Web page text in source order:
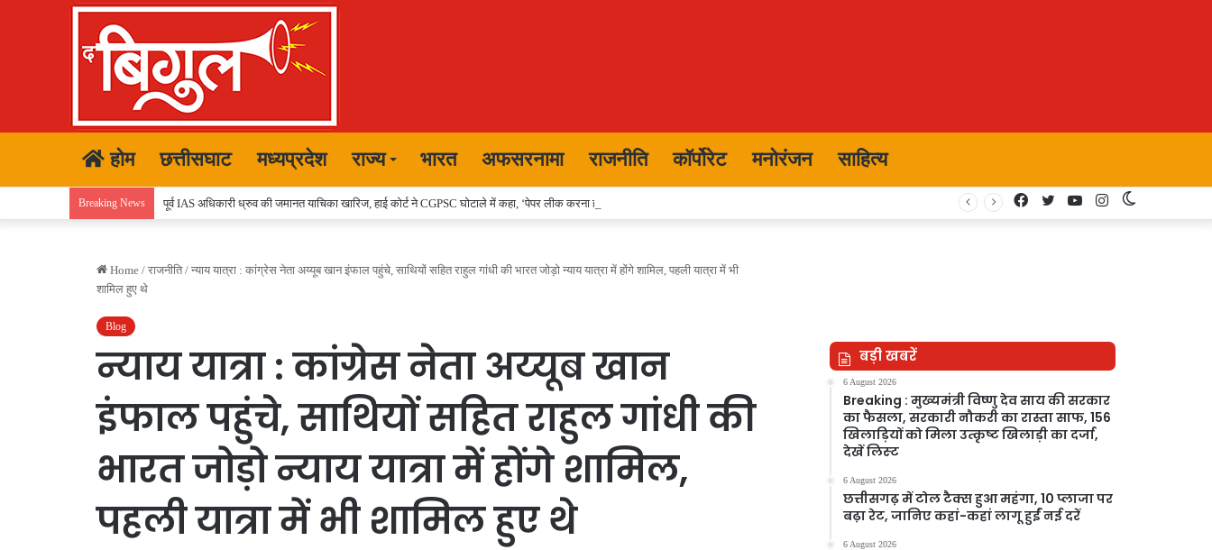
होम छत्तीसघाट मध्यप्रदेश राज्य भारत अफसरनामा राजनीति कॉर्पोरेट मनोरंजन साहित्य
Breaking News पूर्व IAS अधिकारी ध्रुव की जमानत याचिका खारिज, हाई कोर्ट ने CGPSC घोटाले में कहा, ‘पेपर लीक करना हत्या से भी बड़ा अपराध
skin
Instagram
YouTube
Twitter
Facebook
Home / राजनीति / न्याय यात्रा : कांग्रेस नेता अय्यूब खान इंफाल पहुंचे, साथियों सहित राहुल गांधी की भारत जोड़ो न्याय यात्रा में होंगे शामिल, पहली यात्रा में भी
शामिल हुए थे
Blog
न्याय यात्रा : कांग्रेस नेता अय्यूब खान
इंफाल पहुंचे, साथियों सहित राहुल गांधी की
भारत जोड़ो न्याय यात्रा में होंगे शामिल,
पहली यात्रा में भी शामिल हुए थे
बड़ी खबरें
6 August 2026
Breaking : मुख्यमंत्री विष्णु देव साय की सरकार
का फैसला, सरकारी नौकरी का रास्ता साफ, 156
खिलाड़ियों को मिला उत्कृष्ट खिलाड़ी का दर्जा,
देखें लिस्‍ट
6 August 2026
छत्तीसगढ़ में टोल टैक्स हुआ महंगा, 10 प्लाजा पर
बढ़ा रेट, जानिए कहां-कहां लागू हुईं नई दरें
6 August 2026